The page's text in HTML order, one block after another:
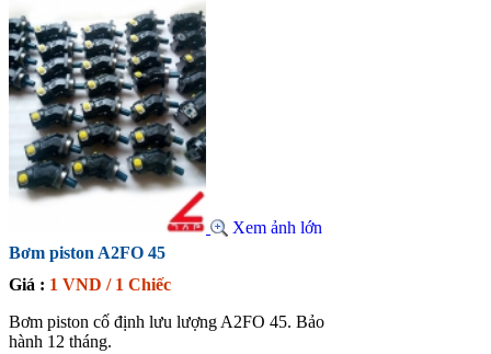
Xem ảnh lớn
Bơm piston A2FO 45
Giá : 1 VND / 1 Chiếc
Bơm piston cố định lưu lượng A2FO 45. Bảo
hành 12 tháng.